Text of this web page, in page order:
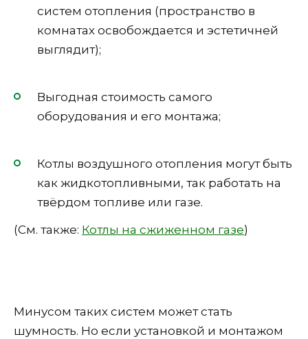
систем отопления (пространство в
комнатах освобождается и эстетичней
выглядит);
Выгодная стоимость самого
оборудования и его монтажа;
Котлы воздушного отопления могут быть
как жидкотопливными, так работать на
твёрдом топливе или газе.
(См. также: Котлы на сжиженном газе)
Минусом таких систем может стать
шумность. Но если установкой и монтажом